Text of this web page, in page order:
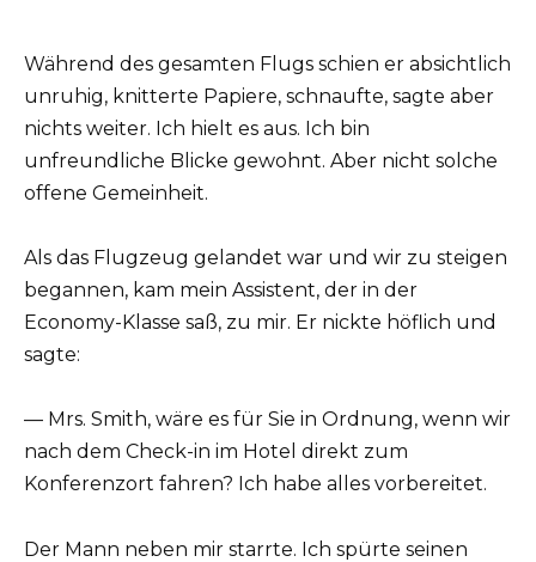
Während des gesamten Flugs schien er absichtlich
unruhig, knitterte Papiere, schnaufte, sagte aber
nichts weiter. Ich hielt es aus. Ich bin
unfreundliche Blicke gewohnt. Aber nicht solche
offene Gemeinheit.
Als das Flugzeug gelandet war und wir zu steigen
begannen, kam mein Assistent, der in der
Economy-Klasse saß, zu mir. Er nickte höflich und
sagte:
— Mrs. Smith, wäre es für Sie in Ordnung, wenn wir
nach dem Check-in im Hotel direkt zum
Konferenzort fahren? Ich habe alles vorbereitet.
Der Mann neben mir starrte. Ich spürte seinen